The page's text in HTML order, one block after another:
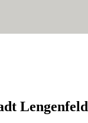
Lengenfeld